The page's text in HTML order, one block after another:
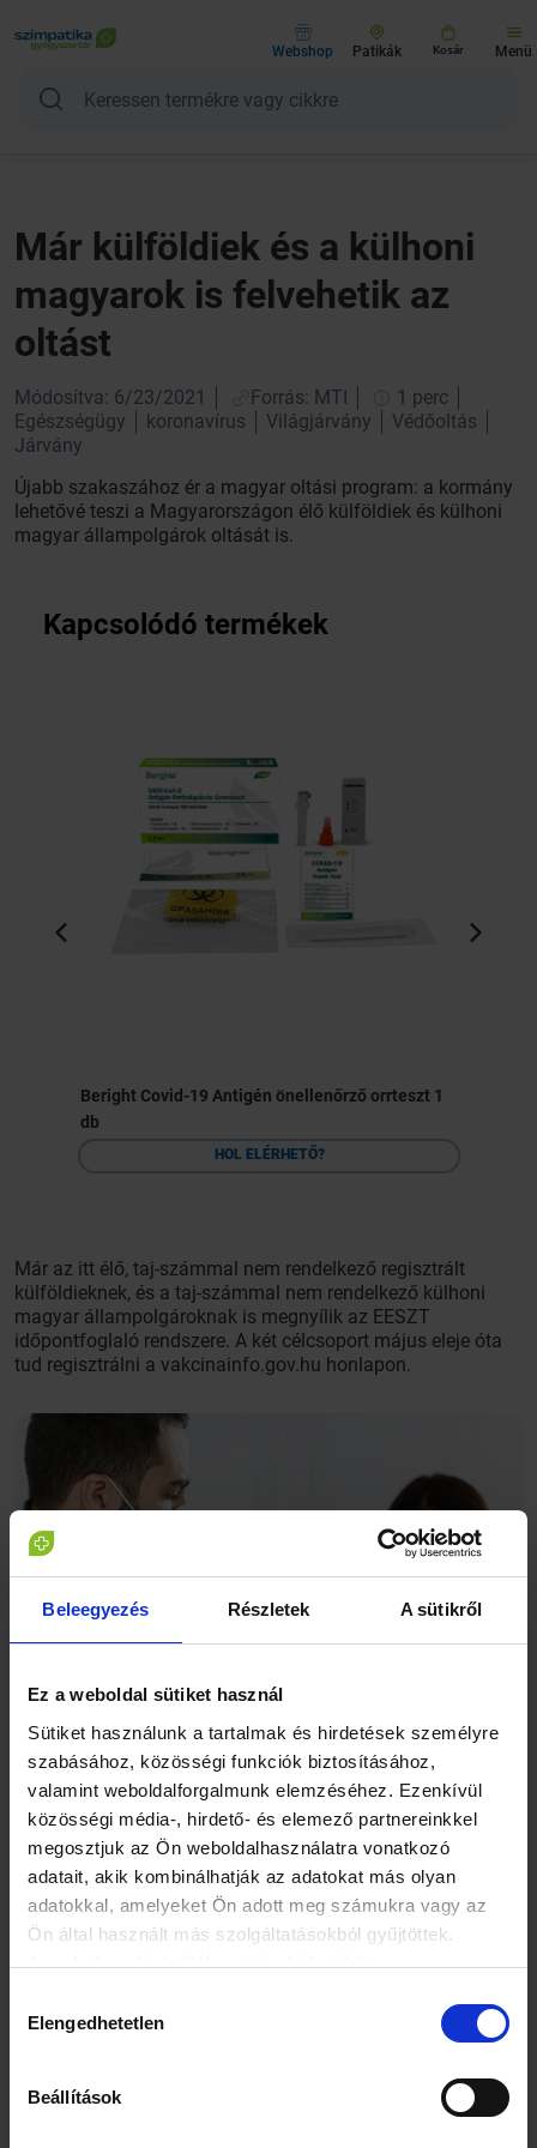
Beleegyezés Részletek A sütikről
Ez a weboldal sütiket használ
Sütiket használunk a tartalmak és hirdetések személyre
szabásához, közösségi funkciók biztosításához,
valamint weboldalforgalmunk elemzéséhez. Ezenkívül
közösségi média-, hirdető- és elemező partnereinkkel
megosztjuk az Ön weboldalhasználatra vonatkozó
adatait, akik kombinálhatják az adatokat más olyan
adatokkal, amelyeket Ön adott meg számukra vagy az
Ön által használt más szolgáltatásokból gyűjtöttek.
Az adatkezelési tájékoztató elérhető itt.
kiválasztása
Elengedhetetlen
Beállítások
Webshop Patikák Kosár Menü
Már külföldiek és a külhoni
magyarok is felvehetik az
oltást
Módosítva: 6/23/2021 Forrás: MTI
1 perc
Egészségügy
koronavírus Világjárvány
Védőoltás
Járvány
Újabb szakaszához ér a magyar oltási program: a kormány
lehetővé teszi a Magyarországon élő külföldiek és külhoni
magyar állampolgárok oltását is.
Kapcsolódó termékek
Beright Covid-19 Antigén önellenőrző orrteszt 1
db
HOL ELÉRHETŐ?
Már az itt élő, taj-számmal nem rendelkező regisztrált
külföldieknek, és a taj-számmal nem rendelkező külhoni
magyar állampolgároknak is megnyílik az EESZT
időpontfoglaló rendszere. A két célcsoport május eleje óta
tud regisztrálni a vakcinainfo.gov.hu honlapon.
Az itt élő külföldiek számára külön angol nyelvű
regisztrációs felület is elérhető. Akik érvényesen
regisztráltak, azok az előzetes regisztrációjuk során
megadott emailcímre értesítő levelet kapnak, amely
tartalmazza a taj-számmal nem rendelkezőknek létrehozott
angol nyelvű időpontfoglaló felület elérési linkjét, valamint
az EESZT által generált technikai azonosító számot, az
regisztrációkor megadott valamely okmányazonosító és a
megküldött technikai azonosító szám (PID number)